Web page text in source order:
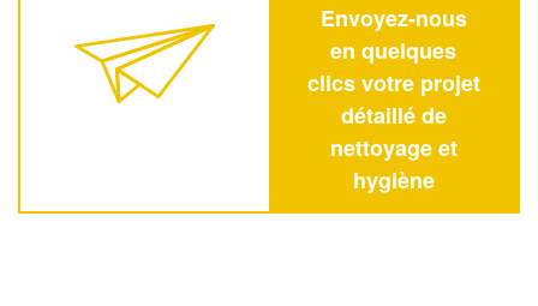
Envoyez-nous
en quelques
clics votre projet
détaillé de
nettoyage et
hygiène